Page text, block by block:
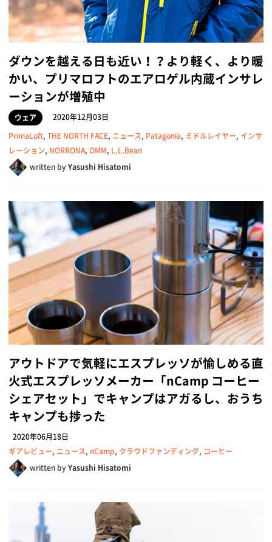
ダウンを越える日も近い！？より軽く、より暖
かい、プリマロフトのエアロゲル内蔵インサレ
ーションが増殖中
ウェア
2020年12月03日
PrimaLoft, THE NORTH FACE, ニュース, Patagonia, ミドルレイヤー, インサ
レーション, NORRONA, OMM, L.L.Bean
written byYasushi Hisatomi
アウトドアで気軽にエスプレッソが愉しめる直
火式エスプレッソメーカー「nCamp コーヒー
シェアセット」でキャンプはアガるし、おうち
キャンプも捗った
2020年06月18日
ギアレビュー, ニュース, nCamp, クラウドファンディング, コーヒー
written byYasushi Hisatomi